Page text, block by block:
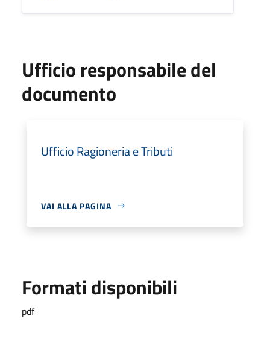
Ufficio responsabile del
documento
Ufficio Ragioneria e Tributi
VAI ALLA PAGINA
Formati disponibili
pdf